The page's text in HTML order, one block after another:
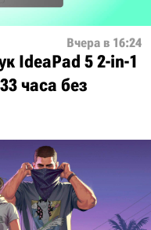
Вчера в 16:24
IdeaPad 5 2-in-1
часа без